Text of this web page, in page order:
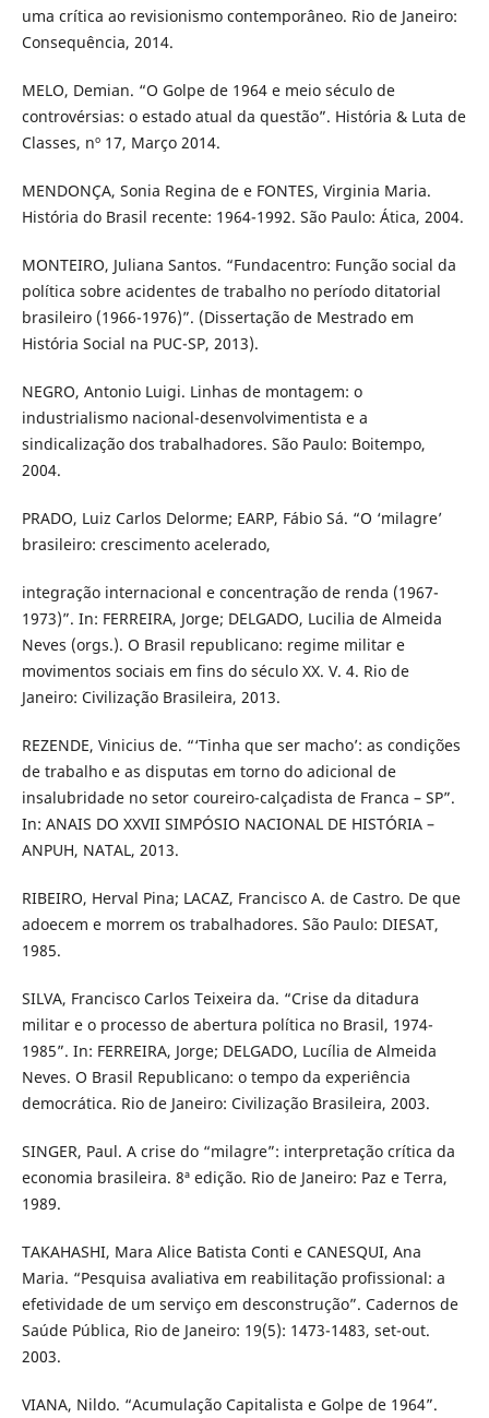
uma crítica ao revisionismo contemporâneo. Rio de Janeiro:
Consequência, 2014.
MELO, Demian. “O Golpe de 1964 e meio século de
controvérsias: o estado atual da questão”. História & Luta de
Classes, nº 17, Março 2014.
MENDONÇA, Sonia Regina de e FONTES, Virginia Maria.
História do Brasil recente: 1964-1992. São Paulo: Ática, 2004.
MONTEIRO, Juliana Santos. “Fundacentro: Função social da
política sobre acidentes de trabalho no período ditatorial
brasileiro (1966-1976)”. (Dissertação de Mestrado em
História Social na PUC-SP, 2013).
NEGRO, Antonio Luigi. Linhas de montagem: o
industrialismo nacional-desenvolvimentista e a
sindicalização dos trabalhadores. São Paulo: Boitempo,
2004.
PRADO, Luiz Carlos Delorme; EARP, Fábio Sá. “O ‘milagre’
brasileiro: crescimento acelerado,
integração internacional e concentração de renda (1967-
1973)”. In: FERREIRA, Jorge; DELGADO, Lucilia de Almeida
Neves (orgs.). O Brasil republicano: regime militar e
movimentos sociais em fins do século XX. V. 4. Rio de
Janeiro: Civilização Brasileira, 2013.
REZENDE, Vinicius de. “‘Tinha que ser macho’: as condições
de trabalho e as disputas em torno do adicional de
insalubridade no setor coureiro-calçadista de Franca – SP”.
In: ANAIS DO XXVII SIMPÓSIO NACIONAL DE HISTÓRIA –
ANPUH, NATAL, 2013.
RIBEIRO, Herval Pina; LACAZ, Francisco A. de Castro. De que
adoecem e morrem os trabalhadores. São Paulo: DIESAT,
1985.
SILVA, Francisco Carlos Teixeira da. “Crise da ditadura
militar e o processo de abertura política no Brasil, 1974-
1985”. In: FERREIRA, Jorge; DELGADO, Lucília de Almeida
Neves. O Brasil Republicano: o tempo da experiência
democrática. Rio de Janeiro: Civilização Brasileira, 2003.
SINGER, Paul. A crise do “milagre”: interpretação crítica da
economia brasileira. 8ª edição. Rio de Janeiro: Paz e Terra,
1989.
TAKAHASHI, Mara Alice Batista Conti e CANESQUI, Ana
Maria. “Pesquisa avaliativa em reabilitação profissional: a
efetividade de um serviço em desconstrução”. Cadernos de
Saúde Pública, Rio de Janeiro: 19(5): 1473-1483, set-out.
2003.
VIANA, Nildo. “Acumulação Capitalista e Golpe de 1964”.